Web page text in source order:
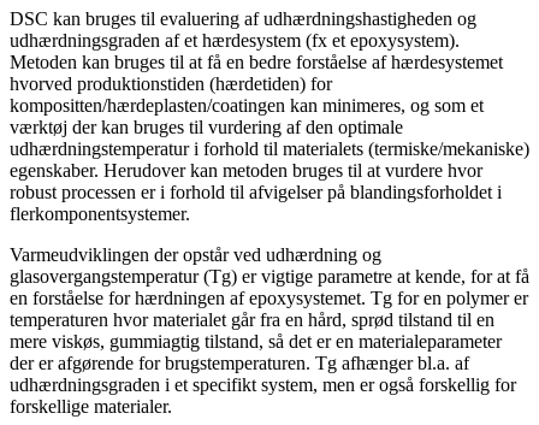
DSC kan bruges til evaluering af udhærdningshastigheden og
udhærdningsgraden af et hærdesystem (fx et epoxysystem).
Metoden kan bruges til at få en bedre forståelse af hærdesystemet
hvorved produktionstiden (hærdetiden) for
kompositten/hærdeplasten/coatingen kan minimeres, og som et
værktøj der kan bruges til vurdering af den optimale
udhærdningstemperatur i forhold til materialets (termiske/mekaniske)
egenskaber. Herudover kan metoden bruges til at vurdere hvor
robust processen er i forhold til afvigelser på blandingsforholdet i
flerkomponentsystemer.
Varmeudviklingen der opstår ved udhærdning og
glasovergangstemperatur (Tg) er vigtige parametre at kende, for at få
en forståelse for hærdningen af epoxysystemet. Tg for en polymer er
temperaturen hvor materialet går fra en hård, sprød tilstand til en
mere viskøs, gummiagtig tilstand, så det er en materialeparameter
der er afgørende for brugstemperaturen. Tg afhænger bl.a. af
udhærdningsgraden i et specifikt system, men er også forskellig for
forskellige materialer.